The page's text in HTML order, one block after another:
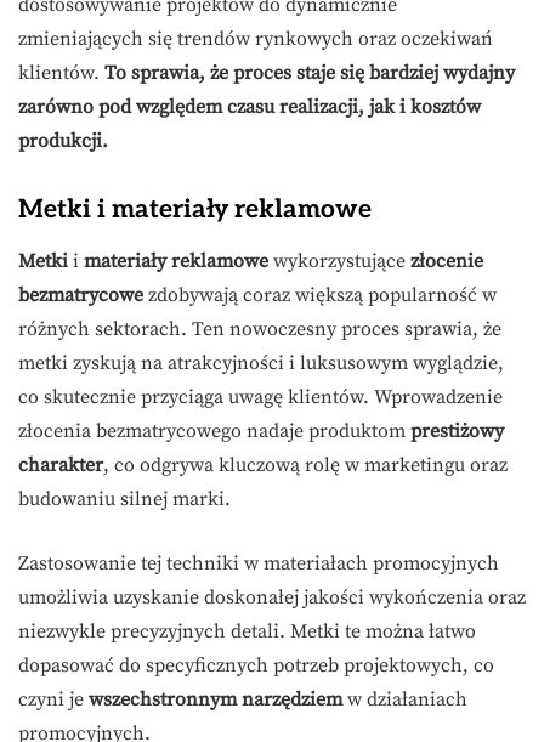
zmieniających się trendów rynkowych oraz oczekiwań
klientów. To sprawia, że proces staje się bardziej wydajny
zarówno pod względem czasu realizacji, jak i kosztów
produkcji.
Metki i materiały reklamowe
Metki i materiały reklamowe wykorzystujące złocenie
bezmatrycowe zdobywają coraz większą popularność w
różnych sektorach. Ten nowoczesny proces sprawia, że
metki zyskują na atrakcyjności i luksusowym wyglądzie,
co skutecznie przyciąga uwagę klientów. Wprowadzenie
złocenia bezmatrycowego nadaje produktom prestiżowy
charakter, co odgrywa kluczową rolę w marketingu oraz
budowaniu silnej marki.
Zastosowanie tej techniki w materiałach promocyjnych
umożliwia uzyskanie doskonałej jakości wykończenia oraz
niezwykle precyzyjnych detali. Metki te można łatwo
dopasować do specyficznych potrzeb projektowych, co
czyni je wszechstronnym narzędziemw działaniach
promocyjnych.